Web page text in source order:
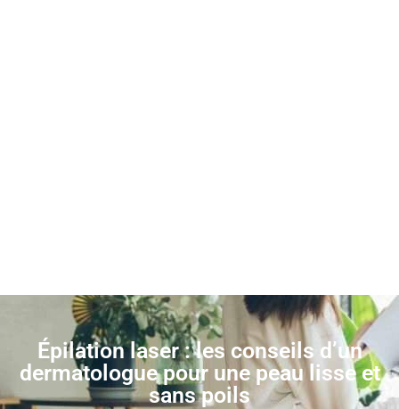
Épilation laser : les conseils d’un
dermatologue pour une peau lisse et
sans poils